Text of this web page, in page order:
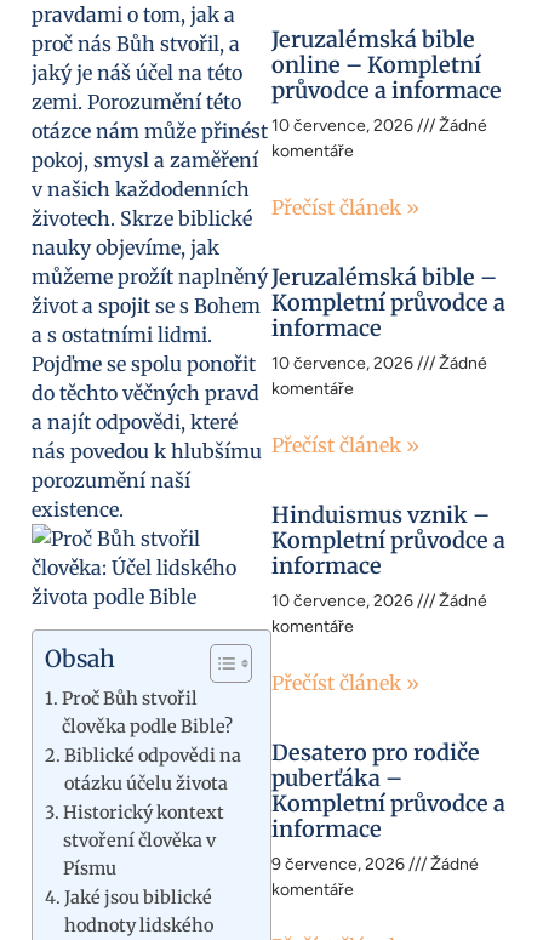
pravdami o tom, jak a
proč nás Bůh stvořil, a
jaký je náš účel na této
zemi. Porozumění této
otázce nám může přinést
pokoj, smysl a zaměření
v našich každodenních
životech. Skrze biblické
nauky objevíme, jak
můžeme prožít naplněný
život a spojit se s Bohem
a s ostatními lidmi.
Pojďme se spolu ponořit
do těchto věčných pravd
a najít odpovědi, které
nás povedou k hlubšímu
porozumění naší
existence.
Obsah
Proč Bůh stvořil
člověka podle Bible?
Biblické odpovědi na
otázku účelu života
Historický kontext
stvoření člověka v
Písmu
Jaké jsou biblické
hodnoty lidského
Jeruzalémská bible
online – Kompletní
průvodce a informace
10 července, 2026
Žádné
komentáře
Přečíst článek »
Jeruzalémská bible –
Kompletní průvodce a
informace
10 července, 2026
Žádné
komentáře
Přečíst článek »
Hinduismus vznik –
Kompletní průvodce a
informace
10 července, 2026
Žádné
komentáře
Přečíst článek »
Desatero pro rodiče
puberťáka –
Kompletní průvodce a
informace
9 července, 2026
Žádné
komentáře